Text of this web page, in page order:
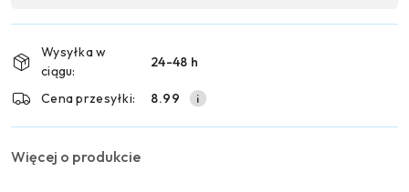
płatność
dostawa
Wysyłka w
ciągu:
24-48 h
Cena przesyłki: 8.99
Więcej o produkcie